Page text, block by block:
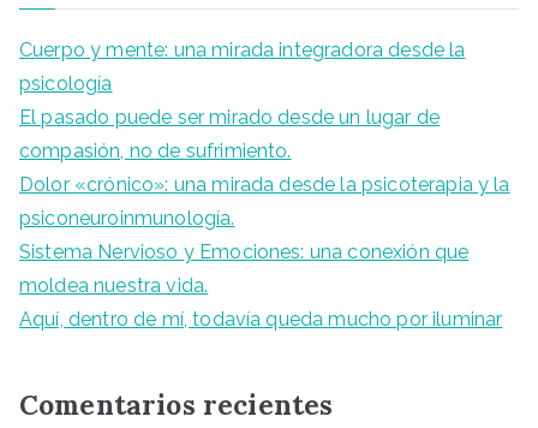
Cuerpo y mente: una mirada integradora desde la
psicología
El pasado puede ser mirado desde un lugar de
compasión, no de sufrimiento.
Dolor «crónico»: una mirada desde la psicoterapia y la
psiconeuroinmunología.
Sistema Nervioso y Emociones: una conexión que
moldea nuestra vida.
Aquí, dentro de mí, todavía queda mucho por iluminar
Comentarios recientes